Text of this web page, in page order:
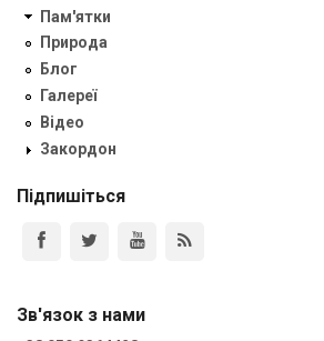
Пам'ятки
Природа
Блог
Галереї
Відео
Закордон
Підпишіться
Зв'язок з нами